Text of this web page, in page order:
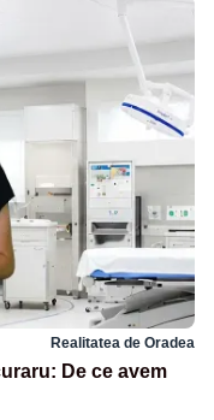
Realitatea de Oradea
De ce avem